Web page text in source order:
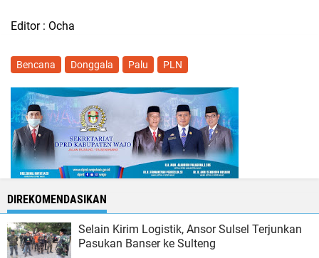
Editor : Ocha
Bencana Donggala Palu PLN
DIREKOMENDASIKAN
Selain Kirim Logistik, Ansor Sulsel Terjunkan
Pasukan Banser ke Sulteng